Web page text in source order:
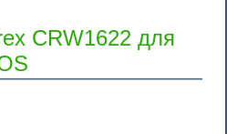
CRW1622 для